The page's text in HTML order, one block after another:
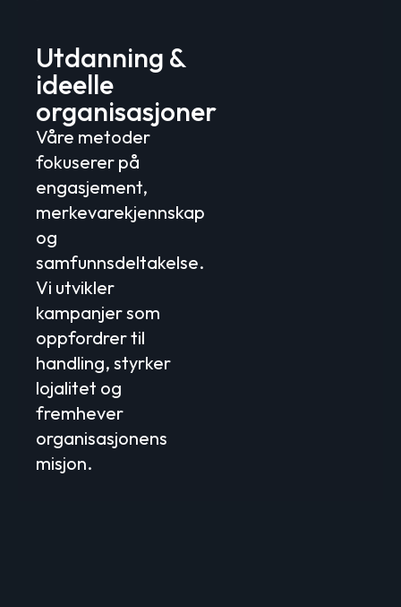
Utdanning &
ideelle
organisasjoner
Våre metoder
fokuserer på
engasjement,
merkevarekjennskap
og
samfunnsdeltakelse.
Vi utvikler
kampanjer som
oppfordrer til
handling, styrker
lojalitet og
fremhever
organisasjonens
misjon.